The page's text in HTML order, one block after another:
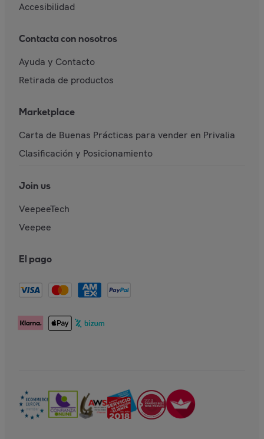
Accesibilidad
Contacta con nosotros
Ayuda y Contacto
Retirada de productos
Marketplace
Carta de Buenas Prácticas para vender en Privalia
Clasificación y Posicionamiento
Join us
VeepeeTech
Veepee
El pago